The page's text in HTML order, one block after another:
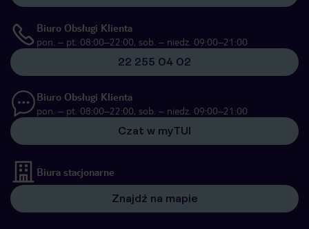
Biuro Obsługi Klienta
pon. – pt. 08:00–22:00, sob. – niedz. 09:00–21:00
22 255 04 02
Biuro Obsługi Klienta
pon. – pt. 08:00–22:00, sob. – niedz. 09:00–21:00
Czat w myTUI
Biura stacjonarne
Znajdź na mapie